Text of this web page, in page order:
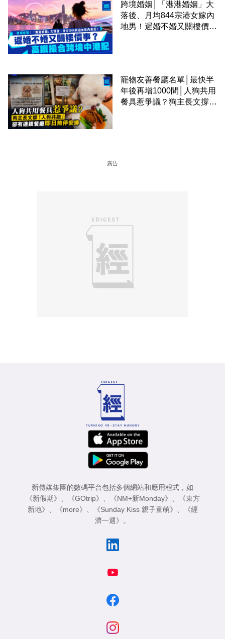
跨境婚姻│「港港婚姻」大
落後、月均844宗港女嫁內
地男！遲婚不婚又關樓價
寵物友善餐廳名單│最快半
年後再增1000間│人狗共用
餐具惹爭議？狗主長文撐
廣告
新傳媒集團的數碼平台包括多個網站和應用程式，如
《新假期》 、 《GOtrip》 、 《NM+新Monday》 、
《東方
新地》 、 《more》 、 《Sunday Kiss 親子童萌》 、
《經
濟一週》 。